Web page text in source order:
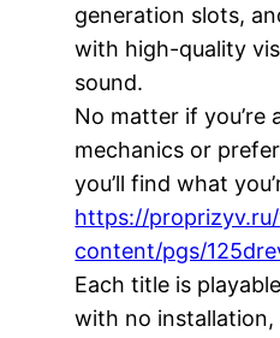
generation slots,
with high-quality
sound.
No matter if you’re
mechanics or
you’ll find what
https://
content/pgs/
Each title is
with no